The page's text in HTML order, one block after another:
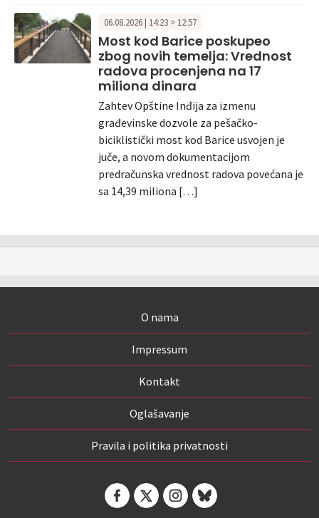
06.08.2026 | 14:23 > 12:57
Most kod Barice poskupeo
zbog novih temelja: Vrednost
radova procenjena na 17
miliona dinara
Zahtev Opštine Inđija za izmenu
građevinske dozvole za pešačko-
biciklistički most kod Barice usvojen je
juče, a novom dokumentacijom
predračunska vrednost radova povećana je
sa 14,39 miliona […]
O nama
Impressum
Kontakt
Oglašavanje
Pravila i politika privatnosti